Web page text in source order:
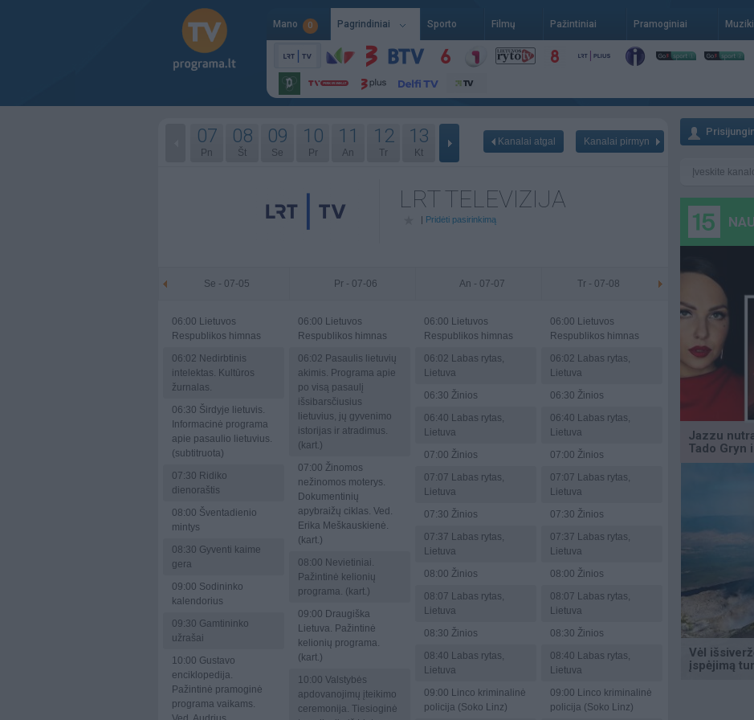
Mano 0 Pagrindiniai Sporto Filmų Pažintiniai Pramoginiai
07
Pn
08
Št
09
Se
10
Pr
11
An
12
Tr
13
Kt
Kanalai atgal Kanalai pirmyn
LRT TELEVIZIJA
| Pridėti pasirinkimą
Se - 07-05
06:00 Lietuvos
Respublikos himnas
06:02 Nedirbtinis
intelektas. Kultūros
žurnalas.
06:30 Širdyje lietuvis.
Informacinė programa
apie pasaulio lietuvius.
(subtitruota)
07:30 Ridiko
dienoraštis
08:00 Šventadienio
mintys
08:30 Gyventi kaime
gera
09:00 Sodininko
kalendorius
09:30 Gamtininko
užrašai
10:00 Gustavo
enciklopedija.
Pažintinė pramoginė
programa vaikams.
Pr - 07-06
06:00 Lietuvos
Respublikos himnas
06:02 Pasaulis lietuvių
akimis. Programa apie
po visą pasaulį
išsibarsčiusius
lietuvius, jų gyvenimo
istorijas ir atradimus.
(kart.)
07:00 Žinomos
nežinomos moterys.
Dokumentinių
apybraižų ciklas. Ved.
Erika Meškauskienė.
(kart.)
08:00 Nevietiniai.
Pažintinė kelionių
programa. (kart.)
09:00 Draugiška
Lietuva. Pažintinė
kelionių programa.
(kart.)
10:00 Valstybės
apdovanojimų įteikimo
ceremonija. Tiesioginė
An - 07-07
06:00 Lietuvos
Respublikos himnas
06:02 Labas rytas,
Lietuva
06:30 Žinios
06:40 Labas rytas,
Lietuva
07:00 Žinios
07:07 Labas rytas,
Lietuva
07:30 Žinios
07:37 Labas rytas,
Lietuva
08:00 Žinios
08:07 Labas rytas,
Lietuva
08:30 Žinios
08:40 Labas rytas,
Lietuva
09:00 Linco kriminalinė
policija (Soko Linz)
Tr - 07-08
06:00 Lietuvos
Respublikos himnas
06:02 Labas rytas,
Lietuva
06:30 Žinios
06:40 Labas rytas,
Lietuva
07:00 Žinios
07:07 Labas rytas,
Lietuva
07:30 Žinios
07:37 Labas rytas,
Lietuva
08:00 Žinios
08:07 Labas rytas,
Lietuva
08:30 Žinios
08:40 Labas rytas,
Lietuva
09:00 Linco kriminalinė
policija (Soko Linz)